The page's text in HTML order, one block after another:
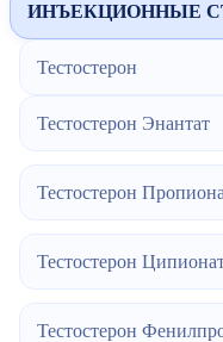
ИНЪЕКЦИОННЫЕ
Тестостерон
Тестостерон Энантат
Тестостерон
Тестостерон
Тестостерон